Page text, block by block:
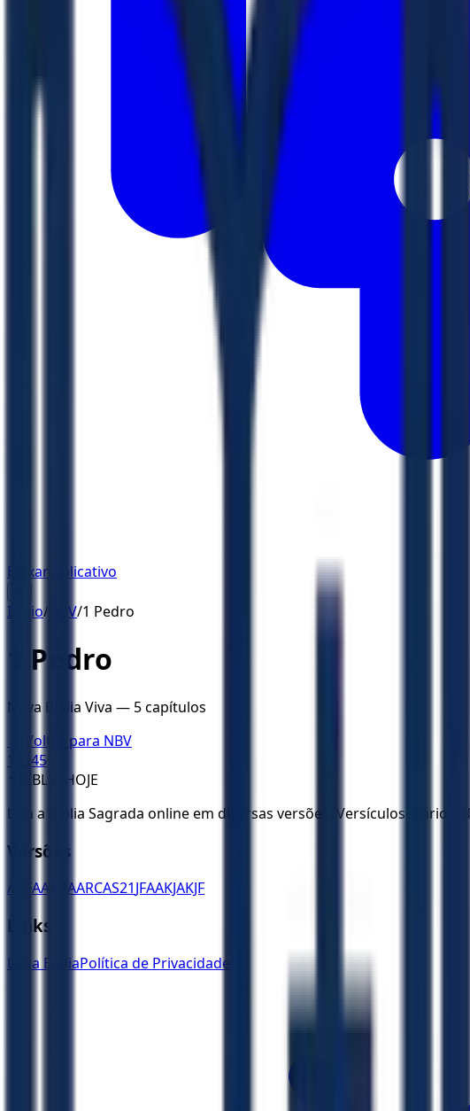
Baixar Aplicativo
Início/ NBV/1 Pedro
1 Pedro
Nova Bíblia Viva — 5capítulos
← Voltar para NBV
1
45
BÍBLIA HOJE
Leia a Bíblia Sagrada online em diversas versões. Versículos diários,
Versões
ACFAA ARAARCAS21JFAAKJAKJF
Links
Ler a BíbliaPolítica de Privacidade